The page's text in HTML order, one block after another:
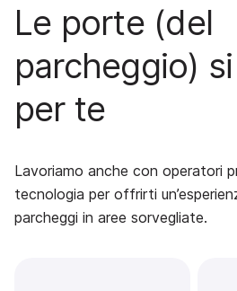
Le porte (del
parcheggio)
per te
Lavoriamo anche con operatori
tecnologia per offrirti
parcheggi in aree sorvegliate.